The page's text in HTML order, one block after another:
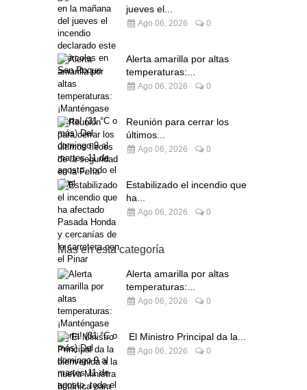
jueves el...
Ago 06, 2026 0
Alerta amarilla por altas
temperaturas:...
Ago 06, 2026 0
Reunión para cerrar los
últimos...
Ago 06, 2026 0
Estabilizado el incendio que
ha...
Ago 06, 2026 0
Más en esta categoría
Alerta amarilla por altas
temperaturas:...
Ago 06, 2026 0
El Ministro Principal da la...
Ago 06, 2026 0